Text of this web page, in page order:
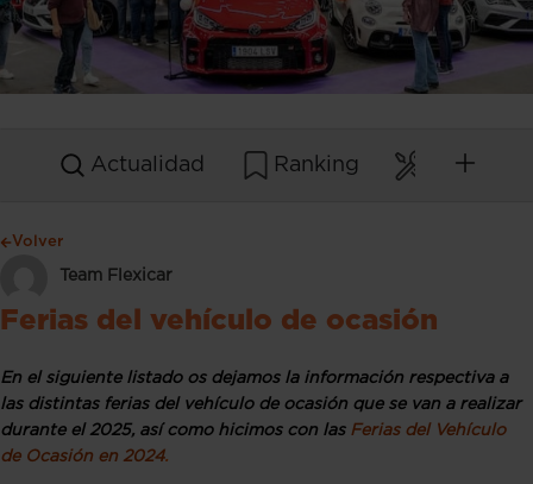
Actualidad Ranking
Volver
Team Flexicar
Ferias del vehículo de ocasión
En el siguiente listado os dejamos la información respectiva a
las distintas ferias del vehículo de ocasión que se van a realizar
durante el 2025, así como hicimos con las Ferias del Vehículo
de Ocasión en 2024.